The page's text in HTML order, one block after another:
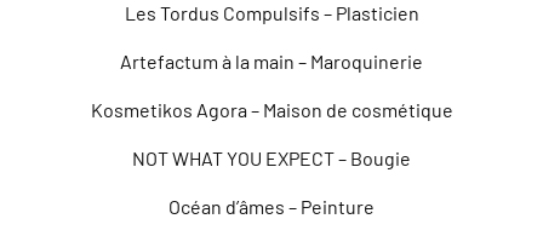
Les Tordus Compulsifs – Plasticien
Artefactum à la main – Maroquinerie
Kosmetikos Agora – Maison de cosmétique
NOT WHAT YOU EXPECT – Bougie
Océan d’âmes – Peinture